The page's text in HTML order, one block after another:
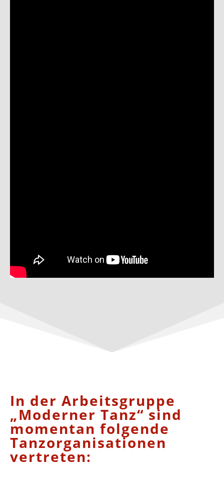
In der Arbeitsgruppe
„Moderner Tanz“ sind
momentan folgende
Tanzorganisationen
vertreten: